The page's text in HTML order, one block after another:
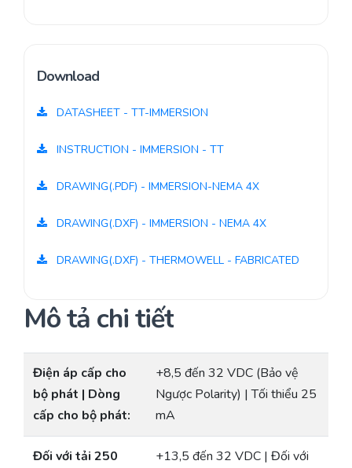
Download
DATASHEET - TT-IMMERSION
INSTRUCTION - IMMERSION - TT
DRAWING(.PDF) - IMMERSION-NEMA 4X
DRAWING(.DXF) - IMMERSION - NEMA 4X
DRAWING(.DXF) - THERMOWELL - FABRICATED
Mô tả chi tiết
Điện áp cấp cho
bộ phát | Dòng
cấp cho bộ phát:
+8,5 đến 32 VDC (Bảo vệ
Ngược Polarity) | Tối thiểu 25
mA
Đối với tải 250
+13,5 đến 32 VDC | Đối với